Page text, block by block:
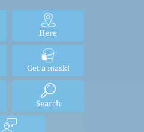
Here
Get a mask!
Search